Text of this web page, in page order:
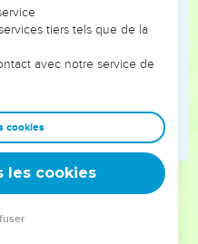
d’eux, et je le fais
pour dieu leur ventre, ils
leur honte, ils ne pensent
est dans le ciel, d'où
le Seigneur Jésus-
pour le rendre
tiers tels que de la
avec notre service de
cookies
les cookies